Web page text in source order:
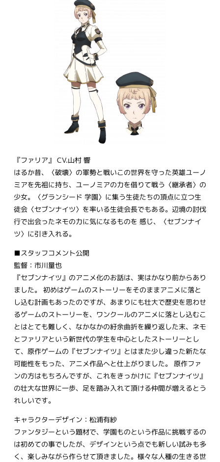
『ファリア』 CV.山村 響
はるか昔、〈破壊〉の軍勢と戦いこの世界を守った英雄ユーノ
ミアを先祖に持ち、ユーノミアの力を借りて戦う〈継承者〉の
少女。〈グランシード 学園〉に集う生徒たちの頂点に立つ生
徒会〈セブンナイツ〉を率いる生徒会長でもある。辺境の討伐
行で出会ったネモの力に気になるものを 感じ、〈セブンナイ
ツ〉に引き入れる。
■スタッフコメント公開
監督：市川量也
『セブンナイツ』のアニメ化のお話は、実はかなり前からあり
ました。 初めはゲームのストーリーをそのままアニメに落と
し込む計画もあったのですが、あまりにも壮大で歴史を思わせ
るゲームのストーリーを、ワンクールのアニメに落とし込むこ
とはとても難しく、なかなかの紆余曲折を繰り返した末、ネモ
とファリアという新世代の学生を中心としたストーリーとし
て、原作ゲームの『セブンナイツ』とはまた少し違った新たな
可能性をもった、アニメ作品へと仕上がりました。 原作ファ
ンの方はもちろんですが、これをきっかけに『セブンナイツ』
の壮大な世界に一歩、足を踏み入れて頂ける仲間が増えるとう
れしいです。
キャラクターデザイン：松浦有紗
ファンタジーという題材で、学園ものという作品に挑戦するの
は初めての事でしたが、デザインという点でも新しい試みも多
く、楽しみながら作らせて頂きました。様々な人種の生きる世